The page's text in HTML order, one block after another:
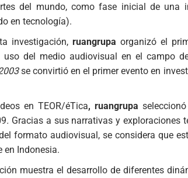
del mundo, como fase inicial de una
en tecnología).
investigación, ruangrupa organizó el
del medio audiovisual en el campo
se convirtió en el primer evento en
en TEOR/éTica, ruangrupa
. Gracias a sus narrativas y exploraciones
formato audiovisual, se considera que
en Indonesia.
muestra el desarrollo de diferentes